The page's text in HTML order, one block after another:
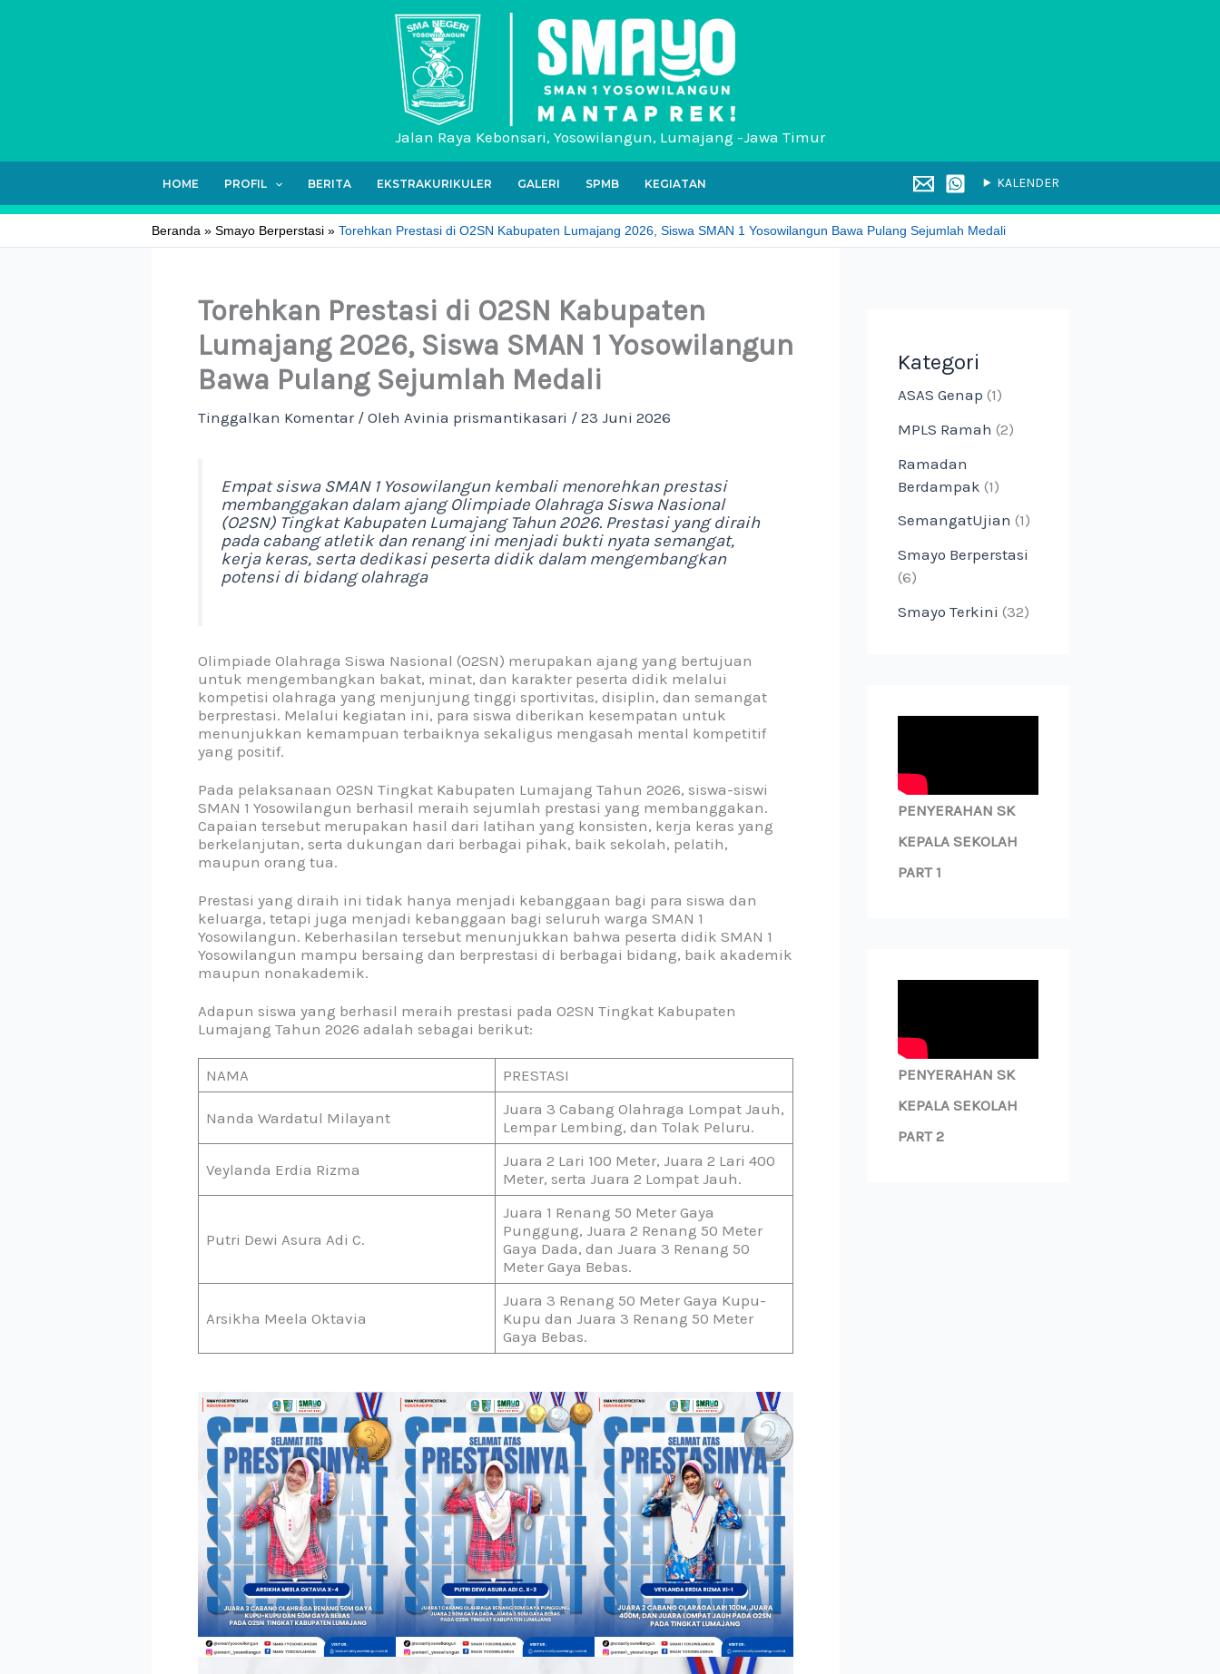
Jalan Raya Kebonsari, Yosowilangun, Lumajang -Jawa Timur
HOME PROFIL BERITA EKSTRAKURIKULER GALERI SPMB KEGIATAN KALENDER
Beranda Smayo Berperstasi Torehkan Prestasi di O2SN Kabupaten Lumajang 2026, Siswa SMAN 1 Yosowilangun Bawa Pulang Sejumlah Medali
Torehkan Prestasi di O2SN Kabupaten
Lumajang 2026, Siswa SMAN 1 Yosowilangun
Bawa Pulang Sejumlah Medali
Tinggalkan Komentar / Oleh Avinia prismantikasari / 23 Juni 2026
Empat siswa SMAN 1 Yosowilangun kembali menorehkan prestasi
membanggakan dalam ajang Olimpiade Olahraga Siswa Nasional
(O2SN) Tingkat Kabupaten Lumajang Tahun 2026. Prestasi yang diraih
pada cabang atletik dan renang ini menjadi bukti nyata semangat,
kerja keras, serta dedikasi peserta didik dalam mengembangkan
potensi di bidang olahraga
Olimpiade Olahraga Siswa Nasional (O2SN) merupakan ajang yang bertujuan
untuk mengembangkan bakat, minat, dan karakter peserta didik melalui
kompetisi olahraga yang menjunjung tinggi sportivitas, disiplin, dan semangat
berprestasi. Melalui kegiatan ini, para siswa diberikan kesempatan untuk
menunjukkan kemampuan terbaiknya sekaligus mengasah mental kompetitif
yang positif.
Pada pelaksanaan O2SN Tingkat Kabupaten Lumajang Tahun 2026, siswa-siswi
SMAN 1 Yosowilangun berhasil meraih sejumlah prestasi yang membanggakan.
Capaian tersebut merupakan hasil dari latihan yang konsisten, kerja keras yang
berkelanjutan, serta dukungan dari berbagai pihak, baik sekolah, pelatih,
maupun orang tua.
Prestasi yang diraih ini tidak hanya menjadi kebanggaan bagi para siswa dan
keluarga, tetapi juga menjadi kebanggaan bagi seluruh warga SMAN 1
Yosowilangun. Keberhasilan tersebut menunjukkan bahwa peserta didik SMAN 1
Yosowilangun mampu bersaing dan berprestasi di berbagai bidang, baik akademik
maupun nonakademik.
Adapun siswa yang berhasil meraih prestasi pada O2SN Tingkat Kabupaten
Lumajang Tahun 2026 adalah sebagai berikut:
NAMA PRESTASI
Nanda Wardatul Milayant
Juara 3 Cabang Olahraga Lompat Jauh,
Lempar Lembing, dan Tolak Peluru.
Veylanda Erdia Rizma
Juara 2 Lari 100 Meter, Juara 2 Lari 400
Meter, serta Juara 2 Lompat Jauh.
Putri Dewi Asura Adi C.
Juara 1 Renang 50 Meter Gaya
Punggung, Juara 2 Renang 50 Meter
Gaya Dada, dan Juara 3 Renang 50
Meter Gaya Bebas.
Arsikha Meela Oktavia
Juara 3 Renang 50 Meter Gaya Kupu-
Kupu dan Juara 3 Renang 50 Meter
Gaya Bebas.
Kategori
ASAS Genap (1)
MPLS Ramah (2)
Ramadan
Berdampak (1)
SemangatUjian (1)
Smayo Berperstasi
(6)
Smayo Terkini (32)
PENYERAHAN SK
KEPALA SEKOLAH
PART 1
PENYERAHAN SK
KEPALA SEKOLAH
PART 2